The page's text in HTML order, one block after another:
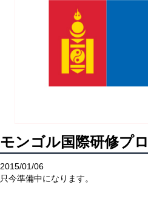
モンゴル国際研修プ
2015/01/06
只今準備中になります。